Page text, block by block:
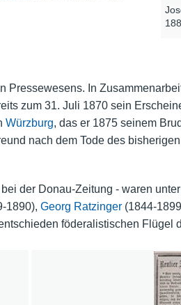
Pressewesens. In
zum 31. Juli 1870 sein
Würzburg, das er 1875 seinem
nach dem Tode des
der Donau-Zeitung - waren
1890), Georg Ratzinger(1844-
föderalistischen Flügel